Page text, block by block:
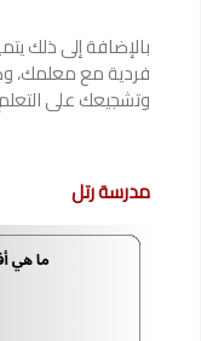
بالإضافة إلى ذلك
فردية مع معلمك،
وتشجيعك على
مدرسة رتل